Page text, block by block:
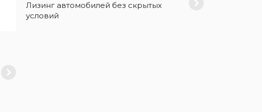
Лизинг автомобилей без скрытых
условий